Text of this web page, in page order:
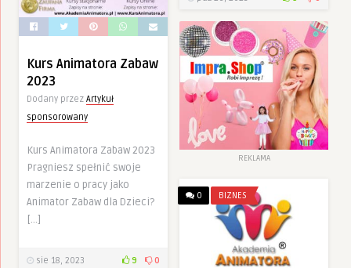
Kurs Animatora Zabaw
2023
Dodany przez Artykuł
sponsorowany
Kurs Animatora Zabaw 2023
Pragniesz spełnić swoje
marzenie o pracy jako
Animator Zabaw dla Dzieci?
[…]
sie 18, 2023 9 0
REKLAMA
0 BIZNES